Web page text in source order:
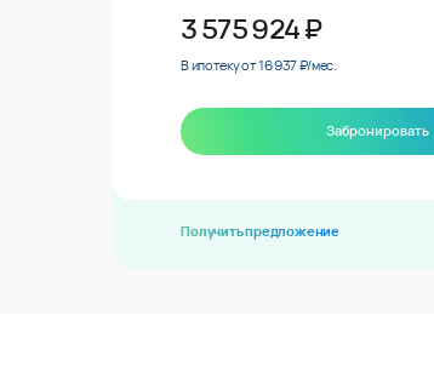
3 575 924₽
В ипотеку от 16 937 ₽/мес.
Забронировать
Получить предложение